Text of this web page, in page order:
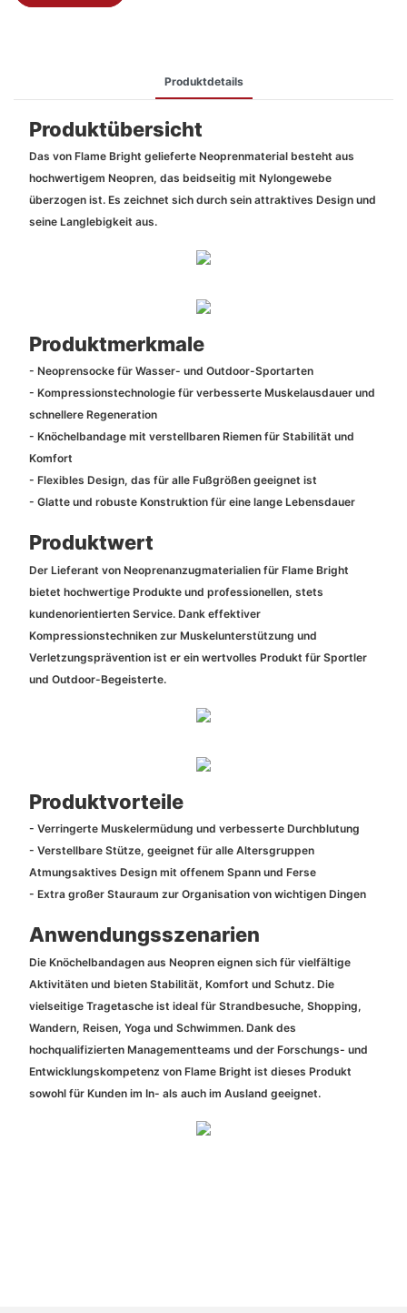
Produktdetails
Produktübersicht
Das von Flame Bright gelieferte Neoprenmaterial besteht aus
hochwertigem Neopren, das beidseitig mit Nylongewebe
überzogen ist. Es zeichnet sich durch sein attraktives Design und
seine Langlebigkeit aus.
Produktmerkmale
- Neoprensocke für Wasser- und Outdoor-Sportarten
- Kompressionstechnologie für verbesserte Muskelausdauer und
schnellere Regeneration
- Knöchelbandage mit verstellbaren Riemen für Stabilität und
Komfort
- Flexibles Design, das für alle Fußgrößen geeignet ist
- Glatte und robuste Konstruktion für eine lange Lebensdauer
Produktwert
Der Lieferant von Neoprenanzugmaterialien für Flame Bright
bietet hochwertige Produkte und professionellen, stets
kundenorientierten Service. Dank effektiver
Kompressionstechniken zur Muskelunterstützung und
Verletzungsprävention ist er ein wertvolles Produkt für Sportler
und Outdoor-Begeisterte.
Produktvorteile
- Verringerte Muskelermüdung und verbesserte Durchblutung
- Verstellbare Stütze, geeignet für alle Altersgruppen
Atmungsaktives Design mit offenem Spann und Ferse
- Extra großer Stauraum zur Organisation von wichtigen Dingen
Anwendungsszenarien
Die Knöchelbandagen aus Neopren eignen sich für vielfältige
Aktivitäten und bieten Stabilität, Komfort und Schutz. Die
vielseitige Tragetasche ist ideal für Strandbesuche, Shopping,
Wandern, Reisen, Yoga und Schwimmen. Dank des
hochqualifizierten Managementteams und der Forschungs- und
Entwicklungskompetenz von Flame Bright ist dieses Produkt
sowohl für Kunden im In- als auch im Ausland geeignet.